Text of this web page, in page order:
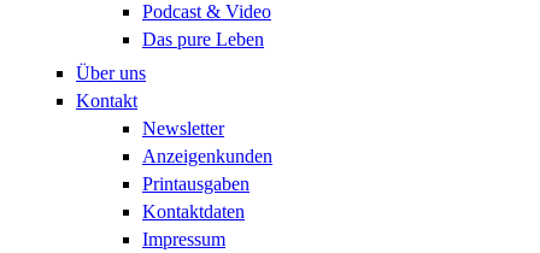
Podcast & Video
Das pure Leben
Über uns
Kontakt
Newsletter
Anzeigenkunden
Printausgaben
Kontaktdaten
Impressum